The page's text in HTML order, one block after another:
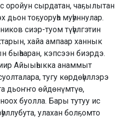
оройун сырдатан, чаҕылытан
дьон тоҕуоруһа муһуннулар.
сиэр-туом түһүлгэтин
хайа ампаар ханнык
кэпсээн биэрдэ.
Айыыһыкка анаммыт
тугу көрдөһүллэрэ
дьоҥҥо өйдөнүмтүө,
буолла. Бары тутуу ис
улахан болҕомто